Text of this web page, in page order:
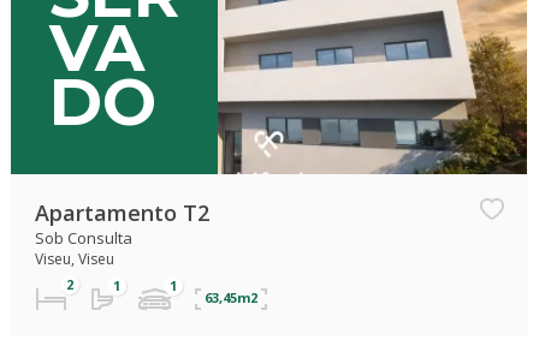
VA
DO
Apartamento T2
Sob Consulta
Viseu, Viseu
63,45m2